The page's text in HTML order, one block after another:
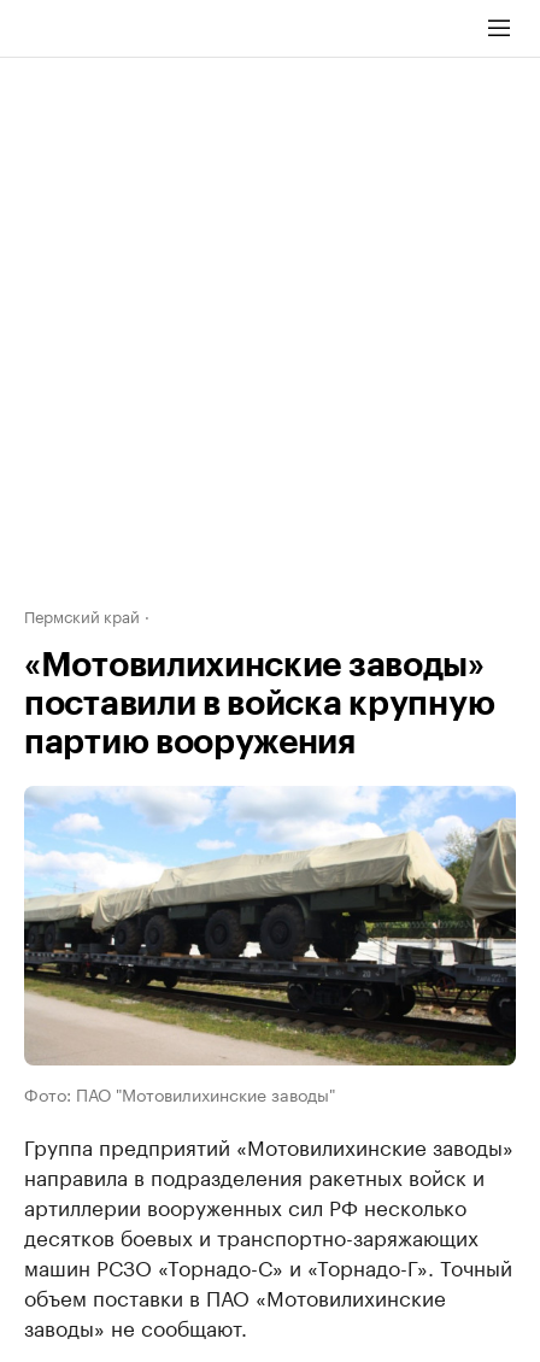
Пермский край
«Мотовилихинские заводы»
поставили в войска крупную
партию вооружения
Фото: ПАО "Мотовилихинские заводы"
Группа предприятий «Мотовилихинские заводы»
направила в подразделения ракетных войск и
артиллерии вооруженных сил РФ несколько
десятков боевых и транспортно-заряжающих
машин РСЗО «Торнадо-С» и «Торнадо-Г». Точный
объем поставки в ПАО «Мотовилихинские
заводы» не сообщают.